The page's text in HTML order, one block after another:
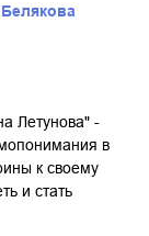
Летунова" -
в
к своему
и стать